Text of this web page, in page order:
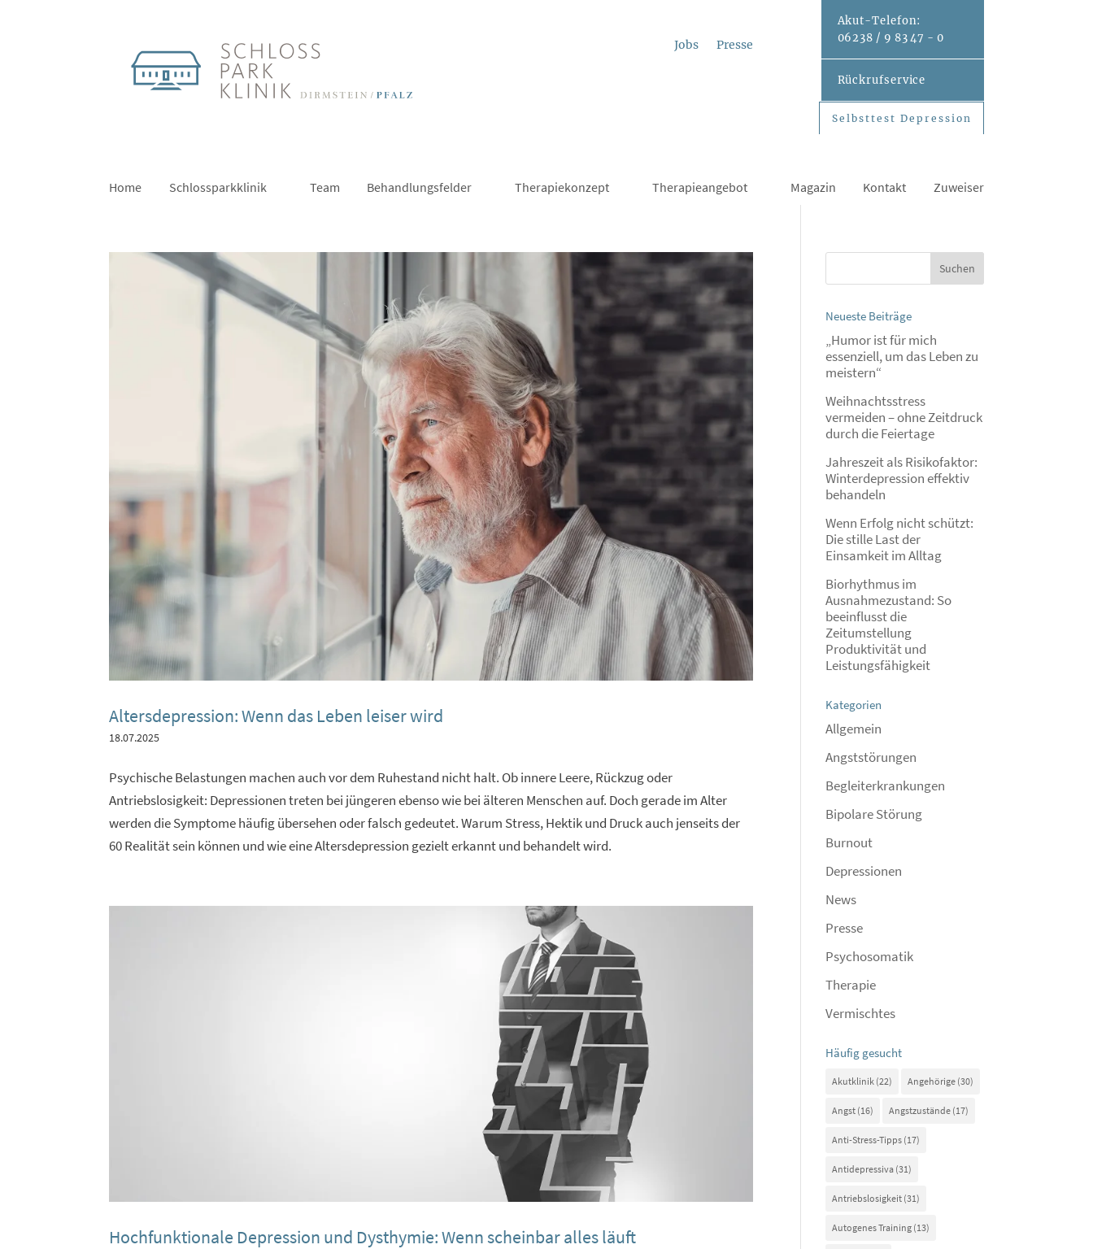
Jobs Presse
Akut-Telefon:
06238 / 9 83 47 - 0
Rückrufservice
Selbsttest Depression
Selbsttest Depression
Home Schlossparkklinik Team Behandlungsfelder Therapiekonzept Therapieangebot Magazin Kontakt Zuweiser
Altersdepression: Wenn das Leben leiser wird
18.07.2025
Psychische Belastungen machen auch vor dem Ruhestand nicht halt. Ob innere Leere, Rückzug oder
Antriebslosigkeit: Depressionen treten bei jüngeren ebenso wie bei älteren Menschen auf. Doch gerade im Alter
werden die Symptome häufig übersehen oder falsch gedeutet. Warum Stress, Hektik und Druck auch jenseits der
60 Realität sein können und wie eine Altersdepression gezielt erkannt und behandelt wird.
Hochfunktionale Depression und Dysthymie: Wenn scheinbar alles läuft
Neueste Beiträge
„Humor ist für mich
essenziell, um das Leben zu
meistern“
Weihnachtsstress
vermeiden – ohne Zeitdruck
durch die Feiertage
Jahreszeit als Risikofaktor:
Winterdepression effektiv
behandeln
Wenn Erfolg nicht schützt:
Die stille Last der
Einsamkeit im Alltag
Biorhythmus im
Ausnahmezustand: So
beeinflusst die
Zeitumstellung
Produktivität und
Leistungsfähigkeit
Kategorien
Allgemein
Angststörungen
Begleiterkrankungen
Bipolare Störung
Burnout
Depressionen
News
Presse
Psychosomatik
Therapie
Vermischtes
Häufig gesucht
Akutklinik (22) Angehörige (30)
Angst (16) Angstzustände (17)
Anti-Stress-Tipps (17)
Antidepressiva (31)
Antriebslosigkeit (31)
Autogenes Training (13)